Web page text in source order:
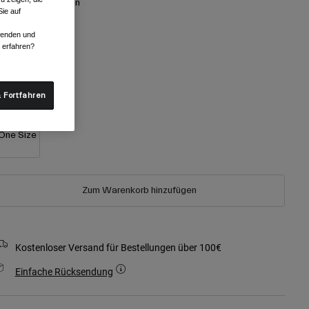
- Weiß/Grün
Size
Zum Warenkorb hinzufügen
Kostenloser Versand für Bestellungen über 100€
Einfache Rücksendung
auf
und
erfahren?
Fortfahren